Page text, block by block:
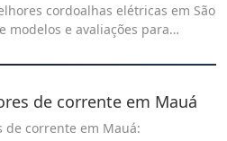
cordoalhas elétricas em São
modelos e avaliações para
qualidade e eficiência
de corrente em Mauá
de corrente em Mauá: